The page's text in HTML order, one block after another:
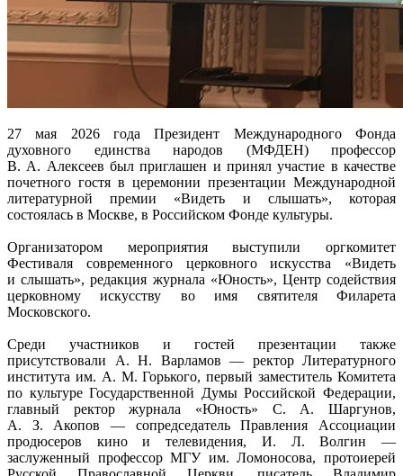
27 мая 2026 года Президент Международного Фонда
духовного единства народов (МФДЕН) профессор
В. А. Алексеев был приглашен и принял участие в качестве
почетного гостя в церемонии презентации Международной
литературной премии «Видеть и слышать», которая
состоялась в Москве, в Российском Фонде культуры.
Организатором мероприятия выступили оргкомитет
Фестиваля современного церковного искусства «Видеть
и слышать», редакция журнала «Юность», Центр содействия
церковному искусству во имя святителя Филарета
Московского.
Среди участников и гостей презентации также
присутствовали А. Н. Варламов — ректор Литературного
института им. А. М. Горького, первый заместитель Комитета
по культуре Государственной Думы Российской Федерации,
главный ректор журнала «Юность» С. А. Шаргунов,
А. З. Акопов — сопредседатель Правления Ассоциации
продюсеров кино и телевидения, И. Л. Волгин —
заслуженный профессор МГУ им. Ломоносова, протоиерей